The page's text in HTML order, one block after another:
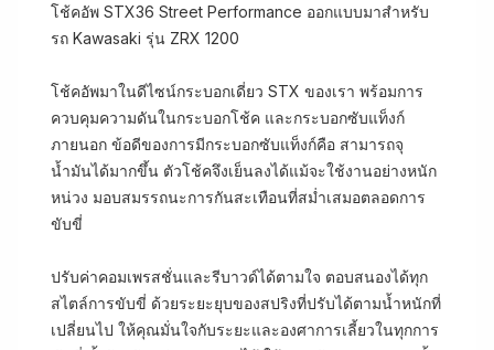
โช้คอัพ STX36 Street Performance ออกแบบมาสำหรับ
รถ Kawasaki รุ่น ZRX 1200
โช้คอัพมาในดีไซน์กระบอกเดี่ยว STX ของเรา พร้อมการ
ควบคุมความดันในกระบอกโช้ค และกระบอกซับแท็งก์
ภายนอก ข้อดีของการมีกระบอกซับแท็งก์คือ สามารถจุ
น้ำมันได้มากขึ้น ตัวโช้คจึงเย็นลงได้แม้จะใช้งานอย่างหนัก
หน่วง มอบสมรรถนะการกันสะเทือนที่สม่ำเสมอตลอดการ
ขับขี่
ปรับค่าคอมเพรสชั่นและรีบาวด์ได้ตามใจ ตอบสนองได้ทุก
สไตล์การขับขี่ ด้วยระยะยุบของสปริงที่ปรับได้ตามน้ำหนักที่
เปลี่ยนไป ให้คุณมั่นใจกับระยะและองศาการเลี้ยวในทุกการ